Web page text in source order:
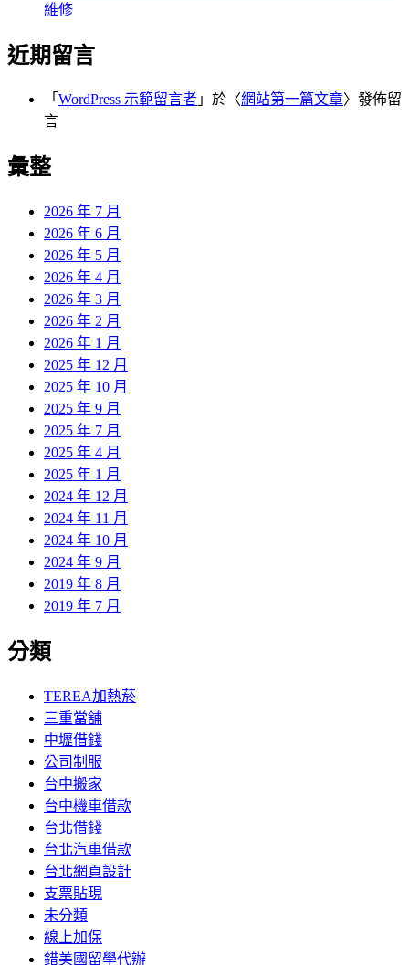
維修
近期留言
「 WordPress 示範留言者 」於〈網站第一篇文章〉發佈留
言
彙整
2026 年 7 月
2026 年 6 月
2026 年 5 月
2026 年 4 月
2026 年 3 月
2026 年 2 月
2026 年 1 月
2025 年 12 月
2025 年 10 月
2025 年 9 月
2025 年 7 月
2025 年 4 月
2025 年 1 月
2024 年 12 月
2024 年 11 月
2024 年 10 月
2024 年 9 月
2019 年 8 月
2019 年 7 月
分類
TEREA加熱菸
三重當舖
中壢借錢
公司制服
台中搬家
台中機車借款
台北借錢
台北汽車借款
台北網頁設計
支票貼現
未分類
線上加保
錯美國留學代辦